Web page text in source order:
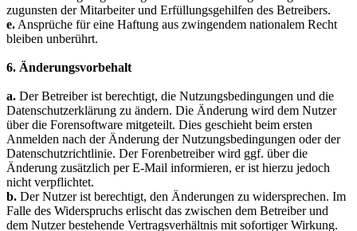
zugunsten der Mitarbeiter und Erfüllungsgehilfen des Betreibers.
e. Ansprüche für eine Haftung aus zwingendem nationalem Recht
bleiben unberührt.
6. Änderungsvorbehalt
a. Der Betreiber ist berechtigt, die Nutzungsbedingungen und die
Datenschutzerklärung zu ändern. Die Änderung wird dem Nutzer
über die Forensoftware mitgeteilt. Dies geschieht beim ersten
Anmelden nach der Änderung der Nutzungsbedingungen oder der
Datenschutzrichtlinie. Der Forenbetreiber wird ggf. über die
Änderung zusätzlich per E-Mail informieren, er ist hierzu jedoch
nicht verpflichtet.
b. Der Nutzer ist berechtigt, den Änderungen zu widersprechen. Im
Falle des Widerspruchs erlischt das zwischen dem Betreiber und
dem Nutzer bestehende Vertragsverhältnis mit sofortiger Wirkung.